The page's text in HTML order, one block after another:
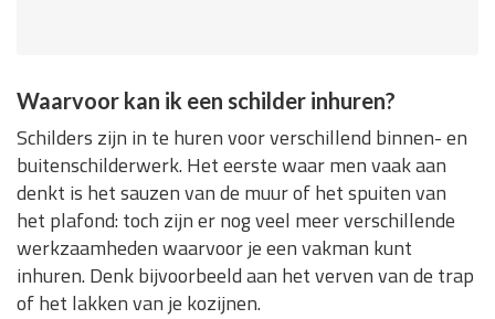
Waarvoor kan ik een schilder inhuren?
Schilders zijn in te huren voor verschillend binnen- en
buitenschilderwerk. Het eerste waar men vaak aan
denkt is het sauzen van de muur of het spuiten van
het plafond: toch zijn er nog veel meer verschillende
werkzaamheden waarvoor je een vakman kunt
inhuren. Denk bijvoorbeeld aan het verven van de trap
of het lakken van je kozijnen.